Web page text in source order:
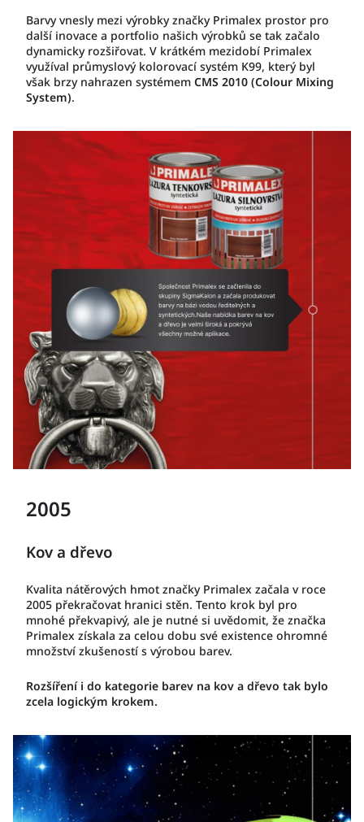
Barvy vnesly mezi výrobky značky Primalex prostor pro
další inovace a portfolio našich výrobků se tak začalo
dynamicky rozšiřovat. V krátkém mezidobí Primalex
využíval průmyslový kolorovací systém K99, který byl
však brzy nahrazen systémem CMS 2010 (Colour Mixing
System).
2005
Kov a dřevo
Kvalita nátěrových hmot značky Primalex začala v roce
2005 překračovat hranici stěn. Tento krok byl pro
mnohé překvapivý, ale je nutné si uvědomit, že značka
Primalex získala za celou dobu své existence ohromné
množství zkušeností s výrobou barev.
Rozšíření i do kategorie barev na kov a dřevo tak bylo
zcela logickým krokem.